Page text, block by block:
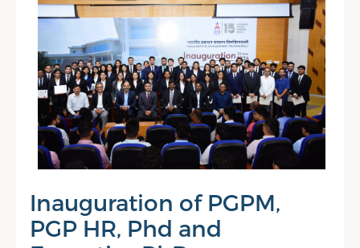
Inauguration of PGPM,
PGP HR, Phd and